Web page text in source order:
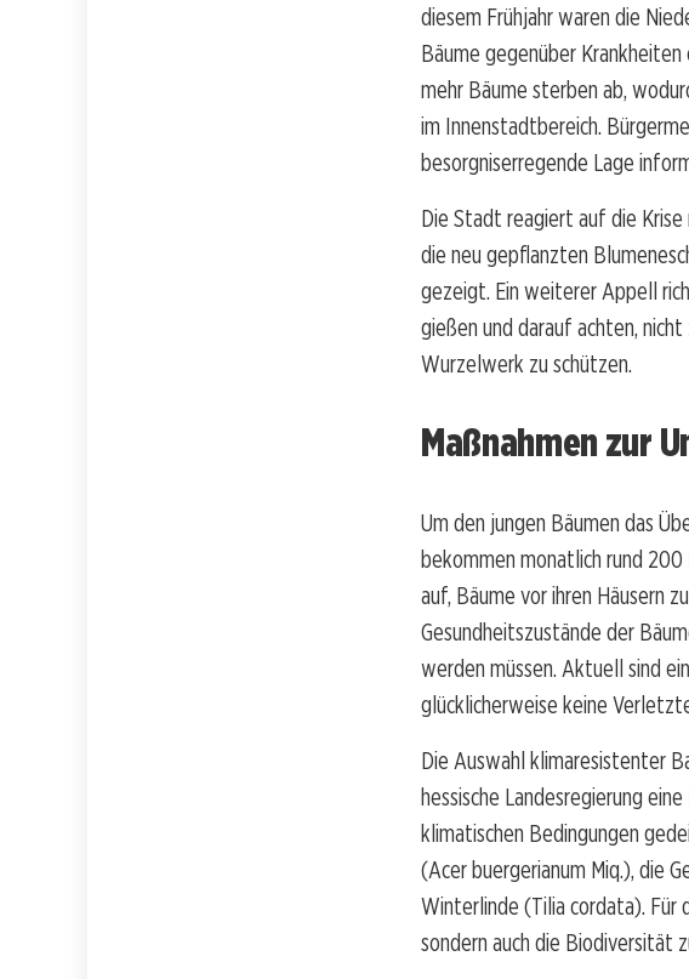
diesem Frühjahr waren die
Bäume gegenüber
mehr Bäume sterben ab,
im Innenstadtbereich.
besorgniserregende Lage
Die Stadt reagiert auf die
die neu gepflanzten
gezeigt. Ein weiterer Appell
gießen und darauf achten,
Wurzelwerk zu schützen.
Maßnahmen zur
Um den jungen Bäumen das
bekommen monatlich rund
auf, Bäume vor ihren Häusern
Gesundheitszustände der
werden müssen. Aktuell sind
glücklicherweise keine
Die Auswahl klimaresistenter
hessische Landesregierung
klimatischen Bedingungen
(Acer buergerianum Miq.), die
Winterlinde (Tilia cordata). Für
sondern auch die Biodiversität